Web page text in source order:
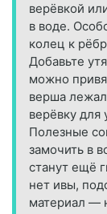
верёвкой
в воде.
колец к
Добавьте
можно
верша
верёвку для
Полезные
замочить в
станут ещё
нет ивы,
материал —